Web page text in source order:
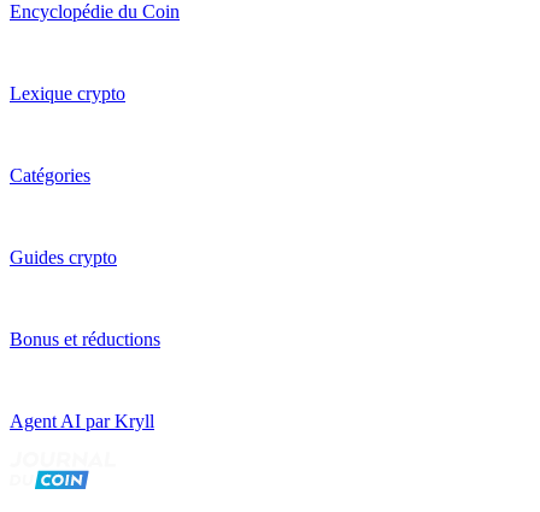
Encyclopédie du Coin
Lexique crypto
Catégories
Guides crypto
Bonus et réductions
Agent AI par Kryll